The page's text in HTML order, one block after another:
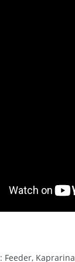
Feeder, Kaprarina